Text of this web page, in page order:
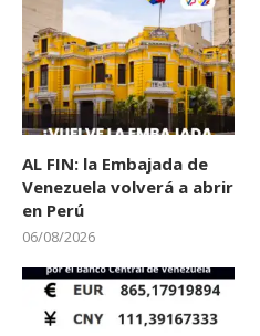
AL FIN: la Embajada de
Venezuela volverá a abrir
en Perú
06/08/2026